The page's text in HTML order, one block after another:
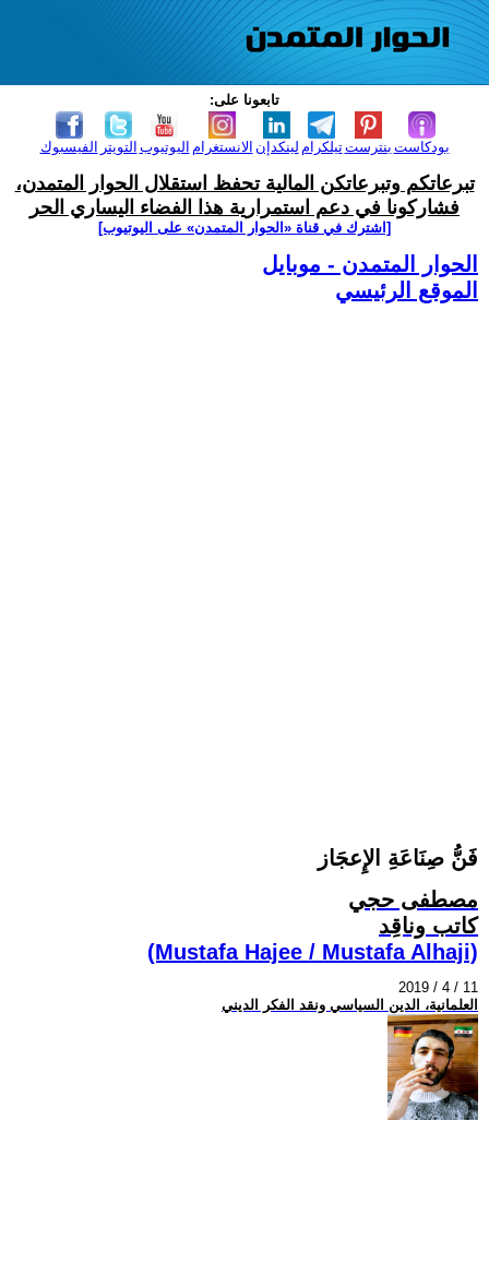
تابعونا على:
الفيسبوك التويتر اليوتيوب الانستغرام لينكدإن تيلكرامبنترست بودكاست
تبرعاتكم وتبرعاتكن المالية تحفظ استقلال الحوار المتمدن،
فشاركونا في دعم استمرارية هذا الفضاء اليساري الحر
[اشترك في قناة ‫«الحوار المتمدن» على اليوتيوب]
الحوار المتمدن - موبايل
الموقع الرئيسي
فَنُّ صِنَاعَةِ الإِعجَاز
مصطفى حجي
كاتب وناقِد
(Mustafa Hajee / Mustafa Alhaji)
2019 / 4 / 11
العلمانية، الدين السياسي ونقد الفكر الديني